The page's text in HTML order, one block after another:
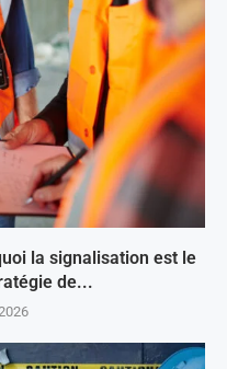
la signalisation est le
de...